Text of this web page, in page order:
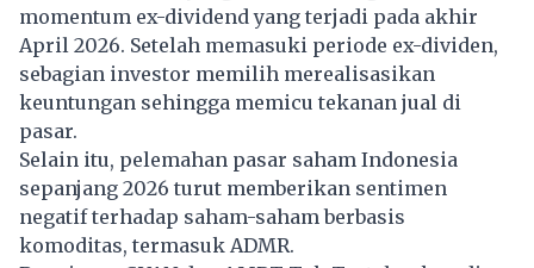
momentum ex-dividend yang terjadi pada akhir
April 2026. Setelah memasuki periode ex-dividen,
sebagian investor memilih merealisasikan
keuntungan sehingga memicu tekanan jual di
pasar.
Selain itu, pelemahan pasar saham Indonesia
sepanjang 2026 turut memberikan sentimen
negatif terhadap saham-saham berbasis
komoditas, termasuk ADMR.